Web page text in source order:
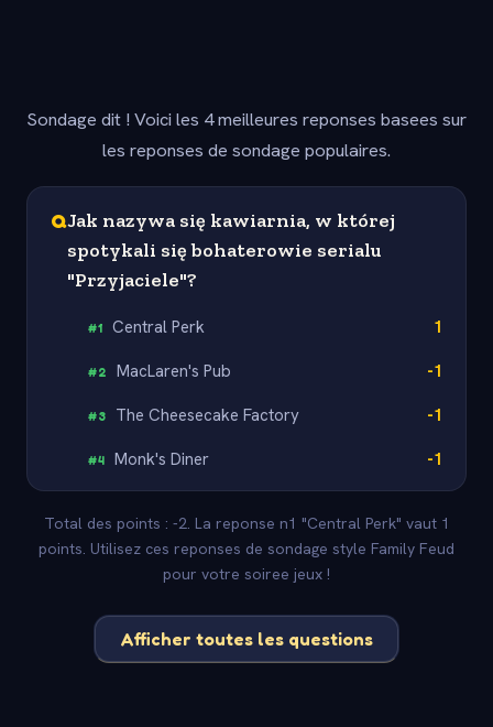
Sondage dit ! Voici les 4 meilleures reponses basees sur
les reponses de sondage populaires.
QJak nazywa się kawiarnia, w której
spotykali się bohaterowie serialu
"Przyjaciele"?
#1 Central Perk 1
#2 MacLaren's Pub -1
#3 The Cheesecake Factory -1
#4 Monk's Diner -1
Total des points : -2. La reponse n1 "Central Perk" vaut 1
points. Utilisez ces reponses de sondage style Family Feud
pour votre soiree jeux !
Afficher toutes les questions